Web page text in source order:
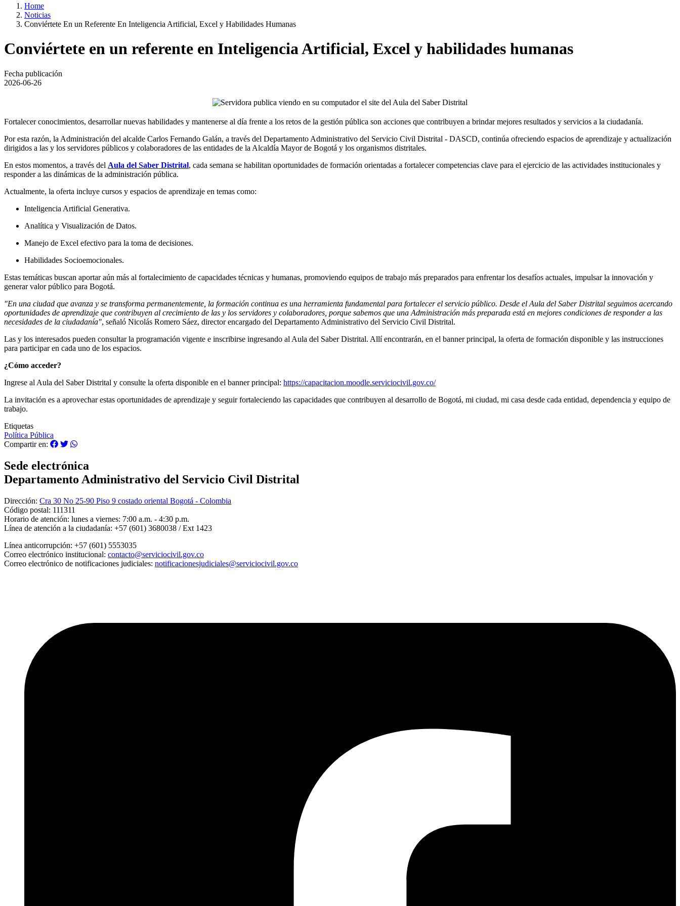
Home
Noticias
Conviértete En un Referente En Inteligencia Artificial, Excel y Habilidades Humanas
Conviértete en un referente en Inteligencia Artificial, Excel y habilidades humanas
Fecha publicación
2026-06-26
Fortalecer conocimientos, desarrollar nuevas habilidades y mantenerse al día frente a los retos de la gestión pública son acciones que contribuyen a brindar mejores resultados y servicios a la ciudadanía.
Por esta razón, la Administración del alcalde Carlos Fernando Galán, a través del Departamento Administrativo del Servicio Civil Distrital - DASCD, continúa ofreciendo espacios de aprendizaje y actualización
dirigidos a las y los servidores públicos y colaboradores de las entidades de la Alcaldía Mayor de Bogotá y los organismos distritales.
En estos momentos, a través del Aula del Saber Distrital, cada semana se habilitan oportunidades de formación orientadas a fortalecer competencias clave para el ejercicio de las actividades institucionales y
responder a las dinámicas de la administración pública.
Actualmente, la oferta incluye cursos y espacios de aprendizaje en temas como:
Inteligencia Artificial Generativa.
Analítica y Visualización de Datos.
Manejo de Excel efectivo para la toma de decisiones.
Habilidades Socioemocionales.
Estas temáticas buscan aportar aún más al fortalecimiento de capacidades técnicas y humanas, promoviendo equipos de trabajo más preparados para enfrentar los desafíos actuales, impulsar la innovación y
generar valor público para Bogotá.
"En una ciudad que avanza y se transforma permanentemente, la formación continua es una herramienta fundamental para fortalecer el servicio público. Desde el Aula del Saber Distrital seguimos acercando
oportunidades de aprendizaje que contribuyen al crecimiento de las y los servidores y colaboradores, porque sabemos que una Administración más preparada está en mejores condiciones de responder a las
necesidades de la ciudadanía", señaló Nicolás Romero Sáez, director encargado del Departamento Administrativo del Servicio Civil Distrital.
Las y los interesados pueden consultar la programación vigente e inscribirse ingresando al Aula del Saber Distrital. Allí encontrarán, en el banner principal, la oferta de formación disponible y las instrucciones
para participar en cada uno de los espacios.
¿Cómo acceder?
Ingrese al Aula del Saber Distrital y consulte la oferta disponible en el banner principal: https://capacitacion.moodle.serviciocivil.gov.co/
La invitación es a aprovechar estas oportunidades de aprendizaje y seguir fortaleciendo las capacidades que contribuyen al desarrollo de Bogotá, mi ciudad, mi casa desde cada entidad, dependencia y equipo de
trabajo.
Etiquetas
Política Pública
Compartir en:
Sede electrónica
Departamento Administrativo del Servicio Civil Distrital
Dirección: Cra 30 No 25-90 Piso 9 costado oriental Bogotá - Colombia
Código postal: 111311
Horario de atención: lunes a viernes: 7:00 a.m. - 4:30 p.m.
Línea de atención a la ciudadanía: +57 (601) 3680038 / Ext 1423
Línea anticorrupción: +57 (601) 5553035
Correo electrónico institucional: contacto@serviciocivil.gov.co
Correo electrónico de notificaciones judiciales: notificacionesjudiciales@serviciocivil.gov.co